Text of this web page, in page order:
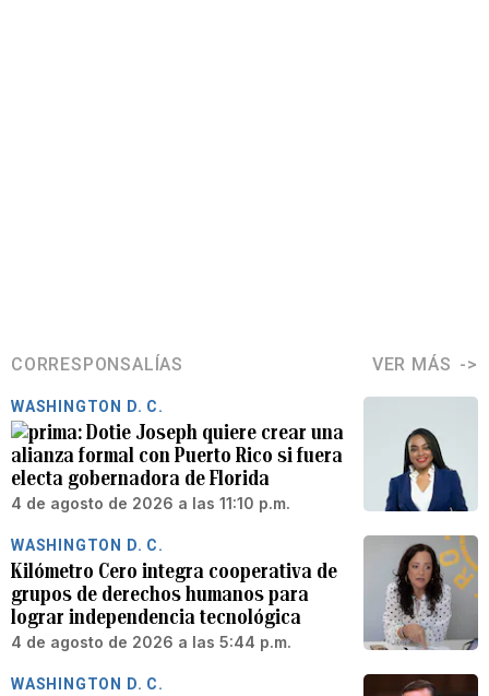
CORRESPONSALÍAS VER MÁS
WASHINGTON D. C.
Dotie Joseph quiere crear una
alianza formal con Puerto Rico si fuera
electa gobernadora de Florida
4 de agosto de 2026 a las 11:10 p.m.
WASHINGTON D. C.
Kilómetro Cero integra cooperativa de
grupos de derechos humanos para
lograr independencia tecnológica
4 de agosto de 2026 a las 5:44 p.m.
WASHINGTON D. C.